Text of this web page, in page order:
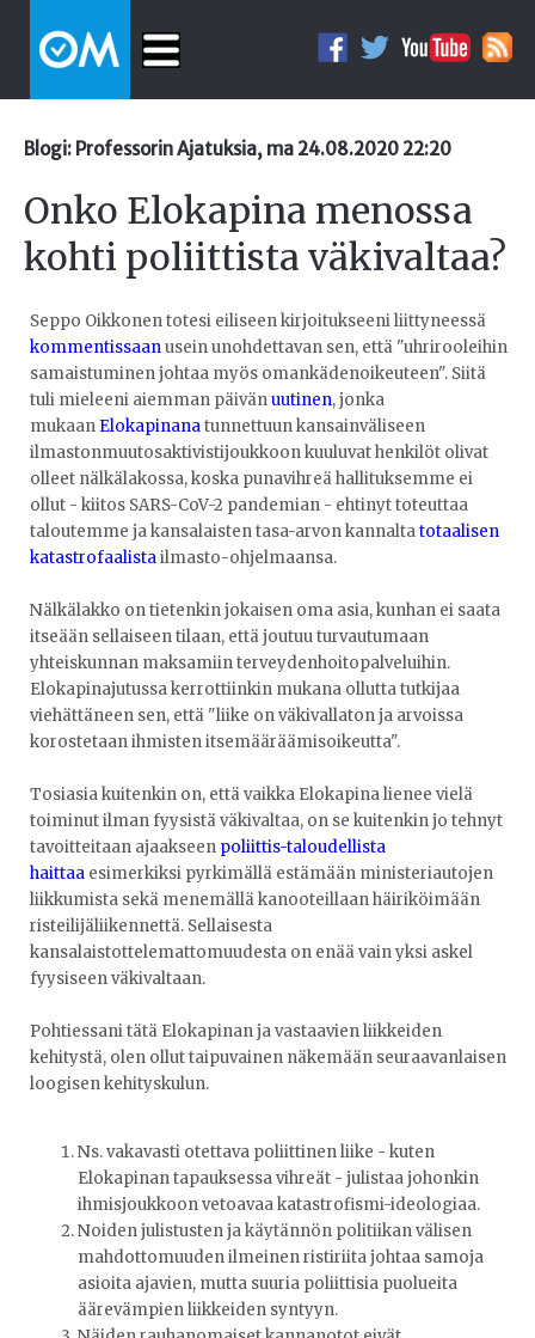
Blogi: Professorin Ajatuksia, ma 24.08.2020 22:20
Onko Elokapina menossa
kohti poliittista väkivaltaa?
Seppo Oikkonen totesi eiliseen kirjoitukseeni liittyneessä
kommentissaanusein unohdettavan sen, että "uhrirooleihin
samaistuminen johtaa myös omankädenoikeuteen". Siitä
tuli mieleeni aiemman päivänuutinen, jonka
mukaan Elokapinanatunnettuun kansainväliseen
ilmastonmuutosaktivistijoukkoon kuuluvat henkilöt olivat
olleet nälkälakossa, koska punavihreä hallituksemme ei
ollut - kiitos SARS-CoV-2 pandemian - ehtinyt toteuttaa
taloutemme ja kansalaisten tasa-arvon kannaltatotaalisen
katastrofaalistailmasto-ohjelmaansa.
Nälkälakko on tietenkin jokaisen oma asia, kunhan ei saata
itseään sellaiseen tilaan, että joutuu turvautumaan
yhteiskunnan maksamiin terveydenhoitopalveluihin.
Elokapinajutussa kerrottiinkin mukana ollutta tutkijaa
viehättäneen sen, että "liike on väkivallaton ja arvoissa
korostetaan ihmisten itsemääräämisoikeutta".
Tosiasia kuitenkin on, että vaikka Elokapina lienee vielä
toiminut ilman fyysistä väkivaltaa, on se kuitenkin jo tehnyt
tavoitteitaan ajaakseen poliittis-taloudellista
haittaa esimerkiksi pyrkimällä estämään ministeriautojen
liikkumista sekä menemällä kanooteillaan häiriköimään
risteilijäliikennettä. Sellaisesta
kansalaistottelemattomuudesta on enää vain yksi askel
fyysiseen väkivaltaan.
Pohtiessani tätä Elokapinan ja vastaavien liikkeiden
kehitystä, olen ollut taipuvainen näkemään seuraavanlaisen
loogisen kehityskulun.
Ns. vakavasti otettava poliittinen liike - kuten
Elokapinan tapauksessa vihreät - julistaa johonkin
ihmisjoukkoon vetoavaa katastrofismi-ideologiaa.
Noiden julistusten ja käytännön politiikan välisen
mahdottomuuden ilmeinen ristiriita johtaa samoja
asioita ajavien, mutta suuria poliittisia puolueita
äärevämpien liikkeiden syntyyn.